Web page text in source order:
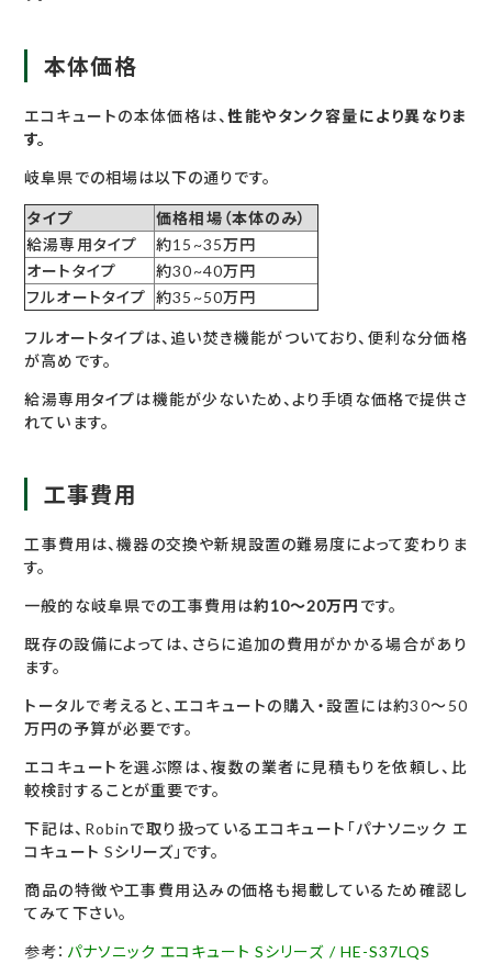
本体価格
エコキュートの本体価格は、性能やタンク容量により異なりま
す。
岐阜県での相場は以下の通りです。
タイプ
価格相場（本体のみ）
給湯専用タイプ
約15~35万円
オートタイプ
約30~40万円
フルオートタイプ
約35~50万円
フルオートタイプは、追い焚き機能がついており、便利な分価格
が高めです。
給湯専用タイプは機能が少ないため、より手頃な価格で提供さ
れています。
工事費用
工事費用は、機器の交換や新規設置の難易度によって変わりま
す。
一般的な岐阜県での工事費用は約10〜20万円 です。
既存の設備によっては、さらに追加の費用がかかる場合があり
ます。
トータルで考えると、エコキュートの購入・設置には約30〜50
万円の予算が必要です。
エコキュートを選ぶ際は、複数の業者に見積もりを依頼し、比
較検討することが重要です。
下記は、Robinで取り扱っているエコキュート「パナソニック エ
コキュート Sシリーズ」です。
商品の特徴や工事費用込みの価格も掲載しているため確認し
てみて下さい。
参考： パナソニック エコキュート Sシリーズ / HE-S37LQS